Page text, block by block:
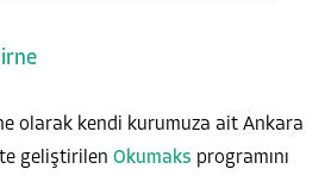
olarak kendi kurumuza ait Ankara
geliştirilen Okumaks programını